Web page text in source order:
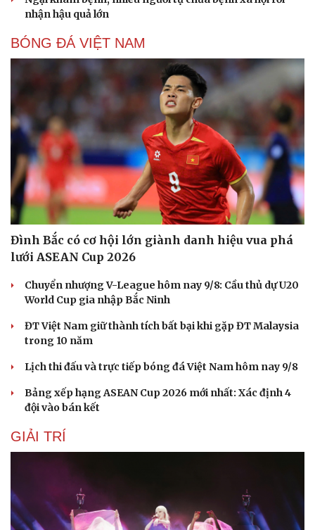
Nam khoa
Làm đẹp - giảm cân
Phòng mạch online
Ăn sạch sống khỏe
nhận hậu quả lớn
BÓNG ĐÁ VIỆT NAM
Đình Bắc có cơ hội lớn giành danh hiệu vua phá
lưới ASEAN Cup 2026
Chuyển nhượng V-League hôm nay 9/8: Cầu thủ dự U20
World Cup gia nhập Bắc Ninh
ĐT Việt Nam giữ thành tích bất bại khi gặp ĐT Malaysia
trong 10 năm
Lịch thi đấu và trực tiếp bóng đá Việt Nam hôm nay 9/8
Bảng xếp hạng ASEAN Cup 2026 mới nhất: Xác định 4
đội vào bán kết
GIẢI TRÍ